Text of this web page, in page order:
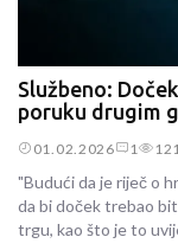
Službeno:
poruku drugim
01.02.2026 1
"Budući da je riječ o
da bi doček trebao
trgu, kao što je to